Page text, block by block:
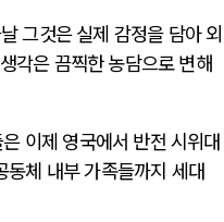
그것은 실제 감정을 담아 외
각은 끔찍한 농담으로 변해
이제 영국에서 반전 시위대
동체 내부 가족들까지 세대